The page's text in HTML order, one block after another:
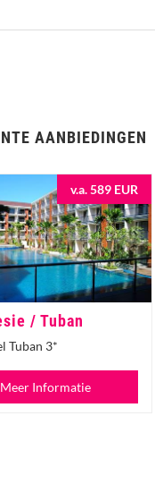
AANBIEDINGEN
v.a. 589 EUR
/ Tuban
Tuban 3*
Meer Informatie